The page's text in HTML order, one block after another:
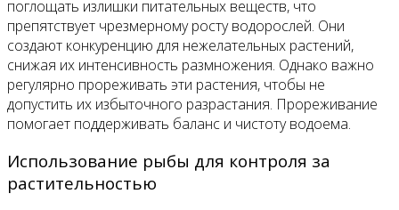
поглощать излишки питательных веществ, что
препятствует чрезмерному росту водорослей. Они
создают конкуренцию для нежелательных растений,
снижая их интенсивность размножения. Однако важно
регулярно прореживать эти растения, чтобы не
допустить их избыточного разрастания. Прореживание
помогает поддерживать баланс и чистоту водоема.
Использование рыбы для контроля за
растительностью